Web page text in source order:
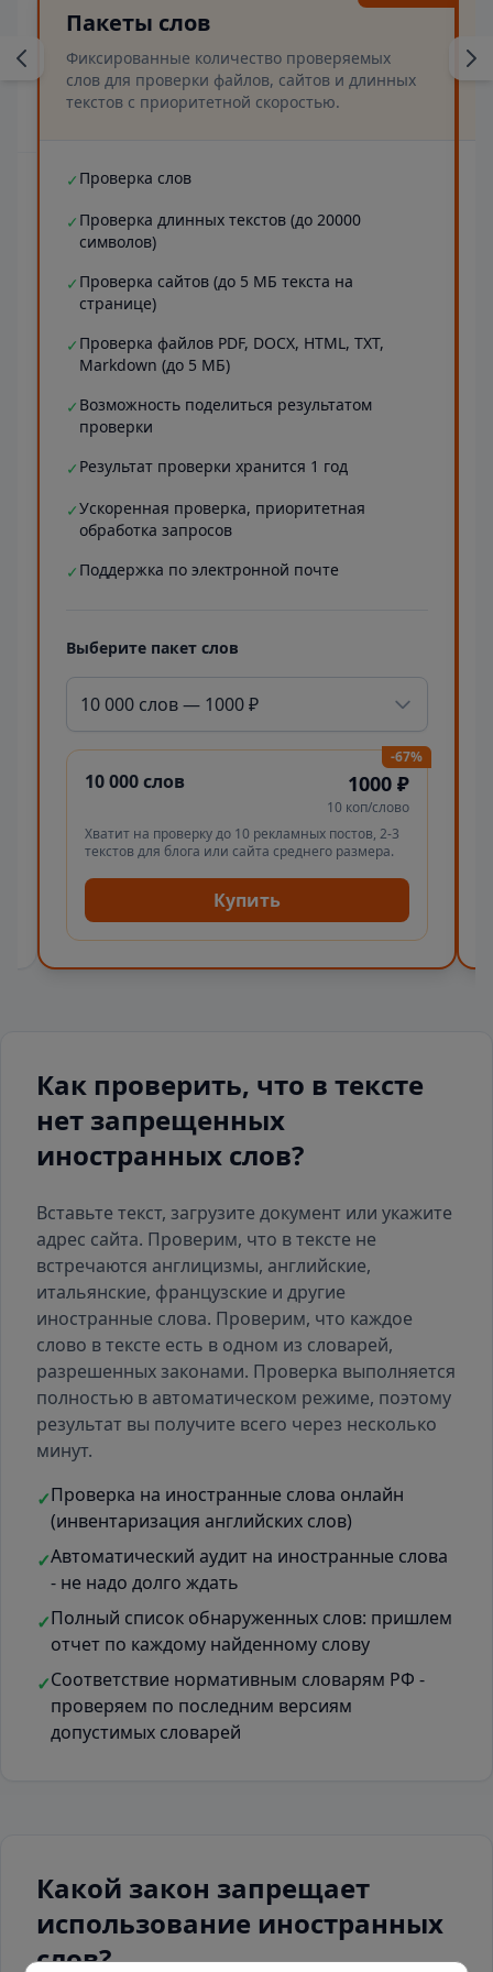
Пакеты слов
Фиксированные количество проверяемых
слов для проверки файлов, сайтов и длинных
текстов с приоритетной скоростью.
✓ Проверка слов
✓ Проверка длинных текстов (до 20000
символов)
✓ Проверка сайтов (до 5 МБ текста на
странице)
✓ Проверка файлов PDF, DOCX, HTML, TXT,
Markdown (до 5 МБ)
✓ Возможность поделиться результатом
проверки
✓ Результат проверки хранится 1 год
✓Ускоренная проверка, приоритетная
обработка запросов
✓ Поддержка по электронной почте
Выберите пакет слов
10 000 слов — 1000 ₽
-67%
10 000 слов 1000 ₽
10 коп/слово
Хватит на проверку до 10 рекламных постов, 2-3
текстов для блога или сайта среднего размера.
Купить
Как проверить, что в тексте
нет запрещенных
иностранных слов?
Вставьте текст, загрузите документ или укажите
адрес сайта. Проверим, что в тексте не
встречаются англицизмы, английские,
итальянские, французские и другие
иностранные слова. Проверим, что каждое
слово в тексте есть в одном из словарей,
разрешенных законами. Проверка выполняется
полностью в автоматическом режиме, поэтому
результат вы получите всего через несколько
минут.
✓Проверка на иностранные слова онлайн
(инвентаризация английских слов)
✓Автоматический аудит на иностранные слова
- не надо долго ждать
✓Полный список обнаруженных слов: пришлем
отчет по каждому найденному слову
✓Соответствие нормативным словарям РФ -
проверяем по последним версиям
допустимых словарей
Какой закон запрещает
использование иностранных
слов?